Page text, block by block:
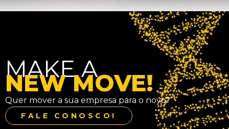
MAKE A
NEW MOVE!
Quer mover a sua empresa para o novo?
FALE CONOSCO!